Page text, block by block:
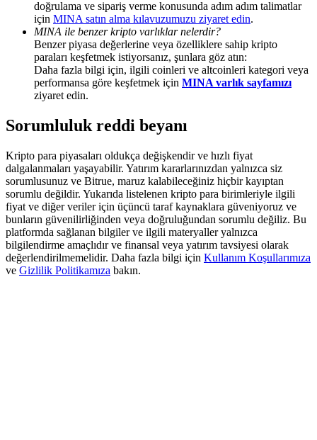
Deposit CASHCAT & Win
Share 500000 CASHCAT prize pool
Register & Trade to Win 500,000 USDT
Precious Metals Trading Carnival
Trade Gold & Silver · 33,333 USDT Bonus
doğrulama ve sipariş verme konusunda adım adım talimatlar
için MINA satın alma kılavuzumuzu ziyaret edin.
MINA ile benzer kripto varlıklar nelerdir?
Benzer piyasa değerlerine veya özelliklere sahip kripto
paraları keşfetmek istiyorsanız, şunlara göz atın:
Daha fazla bilgi için, ilgili coinleri ve altcoinleri kategori veya
performansa göre keşfetmek için MINA varlık sayfamızı
ziyaret edin.
Sorumluluk reddi beyanı
Kripto para piyasaları oldukça değişkendir ve hızlı fiyat
dalgalanmaları yaşayabilir. Yatırım kararlarınızdan yalnızca siz
sorumlusunuz ve Bitrue, maruz kalabileceğiniz hiçbir kayıptan
sorumlu değildir. Yukarıda listelenen kripto para birimleriyle ilgili
fiyat ve diğer veriler için üçüncü taraf kaynaklara güveniyoruz ve
bunların güvenilirliğinden veya doğruluğundan sorumlu değiliz. Bu
platformda sağlanan bilgiler ve ilgili materyaller yalnızca
bilgilendirme amaçlıdır ve finansal veya yatırım tavsiyesi olarak
değerlendirilmemelidir. Daha fazla bilgi için Kullanım Koşullarımıza
ve Gizlilik Politikamıza bakın.